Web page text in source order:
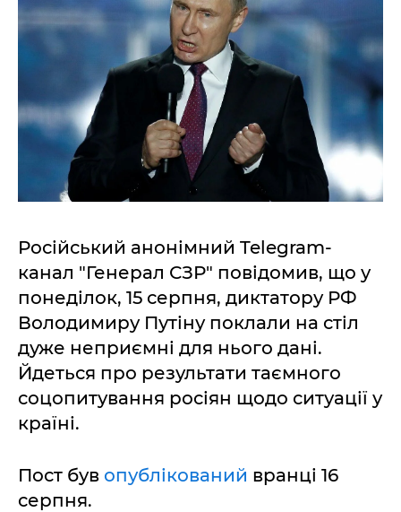
Російський анонімний Telegram-
канал "Генерал СЗР" повідомив, що у
понеділок, 15 серпня, диктатору РФ
Володимиру Путіну поклали на стіл
дуже неприємні для нього дані.
Йдеться про результати таємного
соцопитування росіян щодо ситуації у
країні.
Пост був опублікований вранці 16
серпня.